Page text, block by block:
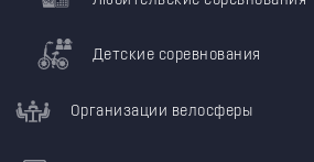
Детские соревнования
Организации велосферы